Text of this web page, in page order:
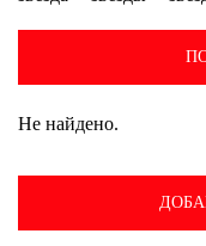
Не найдено.